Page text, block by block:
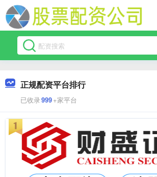
正规配资平台排行
已收录999+家平台